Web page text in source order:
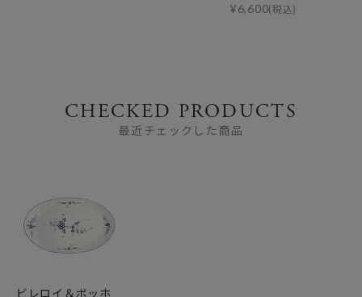
¥6,600(税込)
CHECKED PRODUCTS
最近チェックした商品
ビレロイ＆ボッホ